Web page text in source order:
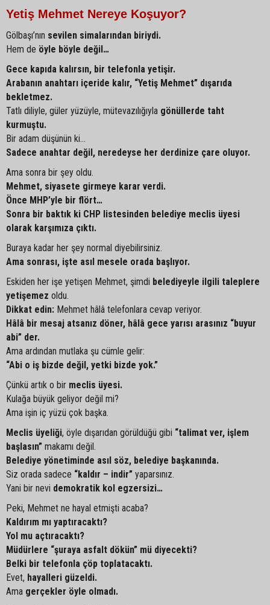
Yetiş Mehmet Nereye Koşuyor?
Gölbaşı’nın sevilen simalarından biriydi.
Hem de öyle böyle değil…
Gece kapıda kalırsın, bir telefonla yetişir.
Arabanın anahtarı içeride kalır, “Yetiş Mehmet” dışarıda
bekletmez.
Tatlı diliyle, güler yüzüyle, mütevazılığıyla gönüllerde taht
kurmuştu.
Bir adam düşünün ki…
Sadece anahtar değil, neredeyse her derdinize çare oluyor.
Ama sonra bir şey oldu.
Mehmet, siyasete girmeye karar verdi.
Önce MHP’yle bir flört…
Sonra bir baktık ki CHP listesinden belediye meclis üyesi
olarak karşımıza çıktı.
Buraya kadar her şey normal diyebilirsiniz.
Ama sonrası, işte asıl mesele orada başlıyor.
Eskiden her işe yetişen Mehmet, şimdi belediyeyle ilgili taleplere
yetişemez oldu.
Dikkat edin: Mehmet hâlâ telefonlara cevap veriyor.
Hâlâ bir mesaj atsanız döner, hâlâ gece yarısı arasınız “buyur
abi” der.
Ama ardından mutlaka şu cümle gelir:
“Abi o iş bizde değil, yetki bizde yok.”
Çünkü artık o bir meclis üyesi.
Kulağa büyük geliyor değil mi?
Ama işin iç yüzü çok başka.
Meclis üyeliği, öyle dışarıdan görüldüğü gibi “talimat ver, işlem
başlasın” makamı değil.
Belediye yönetiminde asıl söz, belediye başkanında.
Siz orada sadece “kaldır – indir” yaparsınız.
Yani bir nevi demokratik kol egzersizi…
Peki, Mehmet ne hayal etmişti acaba?
Kaldırım mı yaptıracaktı?
Yol mu açtıracaktı?
Müdürlere “şuraya asfalt dökün” mü diyecekti?
Belki bir telefonla çöp toplatacaktı.
Evet, hayalleri güzeldi.
Ama gerçekler öyle olmadı.